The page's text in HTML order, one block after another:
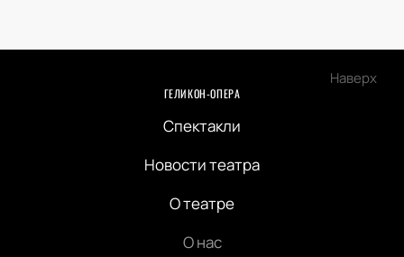
Наверх
ГЕЛИКОН-ОПЕРА
Спектакли
Новости театра
О театре
О нас